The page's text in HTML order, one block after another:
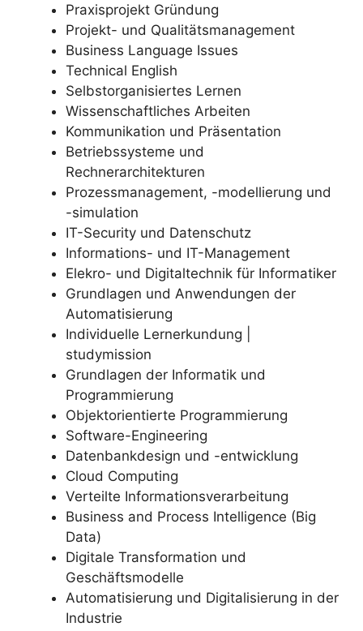
Praxisprojekt Gründung
Projekt- und Qualitätsmanagement
Business Language Issues
Technical English
Selbstorganisiertes Lernen
Wissenschaftliches Arbeiten
Kommunikation und Präsentation
Betriebssysteme und
Rechnerarchitekturen
Prozessmanagement, -modellierung und
-simulation
IT-Security und Datenschutz
Informations- und IT-Management
Elekro- und Digitaltechnik für Informatiker
Grundlagen und Anwendungen der
Automatisierung
Individuelle Lernerkundung |
studymission
Grundlagen der Informatik und
Programmierung
Objektorientierte Programmierung
Software-Engineering
Datenbankdesign und -entwicklung
Cloud Computing
Verteilte Informationsverarbeitung
Business and Process Intelligence (Big
Data)
Digitale Transformation und
Geschäftsmodelle
Automatisierung und Digitalisierung in der
Industrie